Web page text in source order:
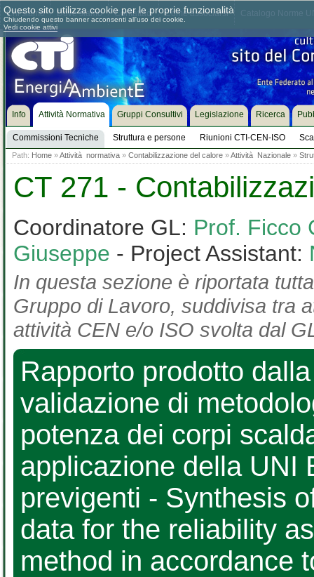
Chi siamo Dove siamo Contattaci Come associarsi
Info Attività Normativa
Commissioni Tecniche Struttura e persone Riunioni CTI-CEN-ISO
Gruppi Consultivi Legislazione Ricerca
Path: Home »Attività normativa » Contabilizzazione del calore »Attività Nazionale »
CT 271 -
Coordinatore GL: Prof. Ficco
Giuseppe - Project Assistant:
In questa sezione è riportata
Gruppo di Lavoro, suddivisa tra
attività CEN e/o ISO svolta dal
Rapporto prodotto
validazione di
potenza dei corpi
applicazione della UNI
previgenti - Synthesis
data for the reliability
method in accordance
Questo sito utilizza cookie per le proprie funzionalità
Chiudendo questo banner acconsenti all'uso dei cookie.
Vedi cookie attivi